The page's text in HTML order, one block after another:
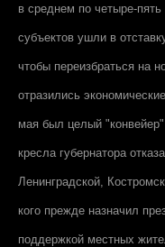
в среднем по четыре-
субъектов ушли в
чтобы переизбраться на
отразились
мая был целый
кресла губернатора
Ленинградской,
кого прежде назначил
поддержкой местных